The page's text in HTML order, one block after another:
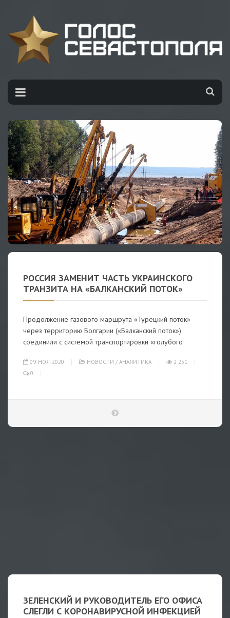
РОССИЯ ЗАМЕНИТ ЧАСТЬ УКРАИНСКОГО
ТРАНЗИТА НА «БАЛКАНСКИЙ ПОТОК»
Продолжение газового маршрута «Турецкий поток»
через территорию Болгарии («Балканский поток»)
соединили с системой транспортировки «голубого
09-НОЯ-2020 НОВОСТИ / АНАЛИТИКА
2 251
0
ЗЕЛЕНСКИЙ И РУКОВОДИТЕЛЬ ЕГО ОФИСА
СЛЕГЛИ С КОРОНАВИРУСНОЙ ИНФЕКЦИЕЙ